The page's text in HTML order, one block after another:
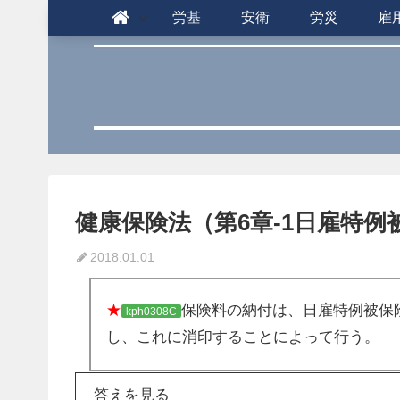
労基 安衛 労災 雇
健康保険法（第6章-1日雇特例
2018.01.01
★ kph0308C 保険料の納付は、日雇特例被
し、これに消印することによって行う。
答えを見る